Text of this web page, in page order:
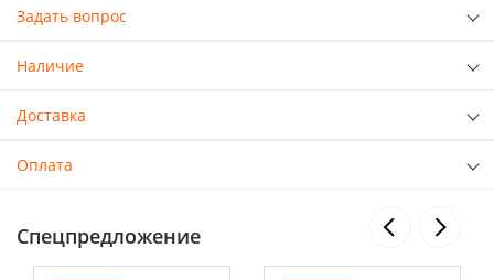
Задать вопрос
Наличие
Доставка
Оплата
Спецпредложение